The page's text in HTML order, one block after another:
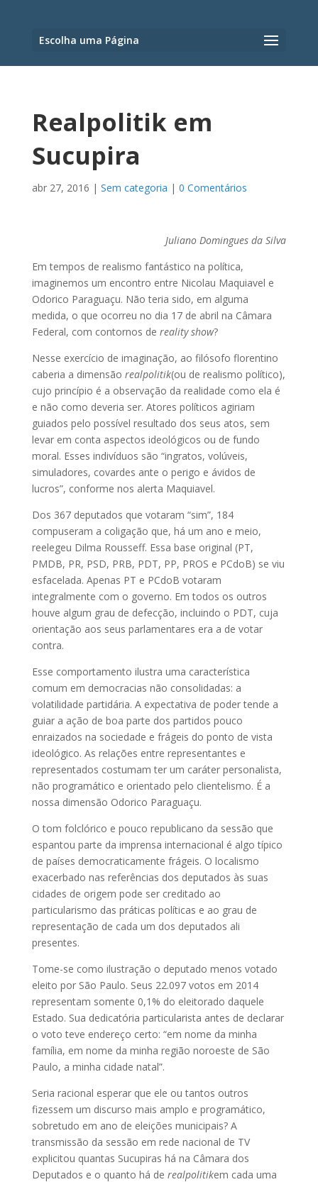
Escolha uma Página
Realpolitik em
Sucupira
abr 27, 2016 | Sem categoria | 0 Comentários
Juliano Domingues da Silva
Em tempos de realismo fantástico na política,
imaginemos um encontro entre Nicolau Maquiavel e
Odorico Paraguaçu. Não teria sido, em alguma
medida, o que ocorreu no dia 17 de abril na Câmara
Federal, com contornos de reality show?
Nesse exercício de imaginação, ao filósofo florentino
caberia a dimensão realpolitik(ou de realismo político),
cujo princípio é a observação da realidade como ela é
e não como deveria ser. Atores políticos agiriam
guiados pelo possível resultado dos seus atos, sem
levar em conta aspectos ideológicos ou de fundo
moral. Esses indivíduos são “ingratos, volúveis,
simuladores, covardes ante o perigo e ávidos de
lucros”, conforme nos alerta Maquiavel.
Dos 367 deputados que votaram “sim”, 184
compuseram a coligação que, há um ano e meio,
reelegeu Dilma Rousseff. Essa base original (PT,
PMDB, PR, PSD, PRB, PDT, PP, PROS e PCdoB) se viu
esfacelada. Apenas PT e PCdoB votaram
integralmente com o governo. Em todos os outros
houve algum grau de defecção, incluindo o PDT, cuja
orientação aos seus parlamentares era a de votar
contra.
Esse comportamento ilustra uma característica
comum em democracias não consolidadas: a
volatilidade partidária. A expectativa de poder tende a
guiar a ação de boa parte dos partidos pouco
enraizados na sociedade e frágeis do ponto de vista
ideológico. As relações entre representantes e
representados costumam ter um caráter personalista,
não programático e orientado pelo clientelismo. É a
nossa dimensão Odorico Paraguaçu.
O tom folclórico e pouco republicano da sessão que
espantou parte da imprensa internacional é algo típico
de países democraticamente frágeis. O localismo
exacerbado nas referências dos deputados às suas
cidades de origem pode ser creditado ao
particularismo das práticas políticas e ao grau de
representação de cada um dos deputados ali
presentes.
Tome-se como ilustração o deputado menos votado
eleito por São Paulo. Seus 22.097 votos em 2014
representam somente 0,1% do eleitorado daquele
Estado. Sua dedicatória particularista antes de declarar
o voto teve endereço certo: “em nome da minha
família, em nome da minha região noroeste de São
Paulo, a minha cidade natal”.
Seria racional esperar que ele ou tantos outros
fizessem um discurso mais amplo e programático,
sobretudo em ano de eleições municipais? A
transmissão da sessão em rede nacional de TV
explicitou quantas Sucupiras há na Câmara dos
Deputados e o quanto há de realpolitikem cada uma